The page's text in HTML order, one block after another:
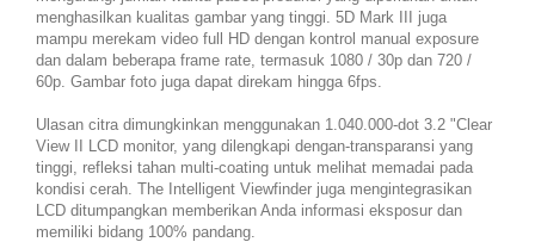
menghasilkan kualitas gambar yang tinggi. 5D Mark III juga
mampu merekam video full HD dengan kontrol manual exposure
dan dalam beberapa frame rate, termasuk 1080 / 30p dan 720 /
60p. Gambar foto juga dapat direkam hingga 6fps.
Ulasan citra dimungkinkan menggunakan 1.040.000-dot 3.2 "Clear
View II LCD monitor, yang dilengkapi dengan-transparansi yang
tinggi, refleksi tahan multi-coating untuk melihat memadai pada
kondisi cerah. The Intelligent Viewfinder juga mengintegrasikan
LCD ditumpangkan memberikan Anda informasi eksposur dan
memiliki bidang 100% pandang.